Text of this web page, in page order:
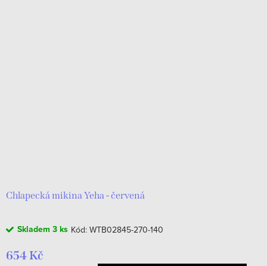
Chlapecká mikina Yeha - červená
Skladem 3 ks Kód: WTB02845-270-140
654 Kč